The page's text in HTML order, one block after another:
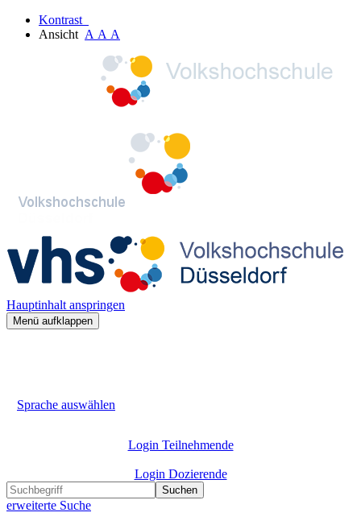
Kontrast
Ansicht A A A
Hauptinhalt anspringen
Menü aufklappen
Sprache auswählen
Login Teilnehmende
Login Dozierende
Suchen
erweiterte Suche